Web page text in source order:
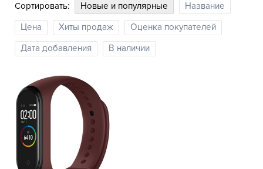
Сортировать: Новые и популярные
Название
Цена
Хиты продаж
Оценка покупателей
Дата добавления
В наличии